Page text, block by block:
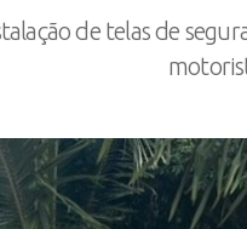
de telas de